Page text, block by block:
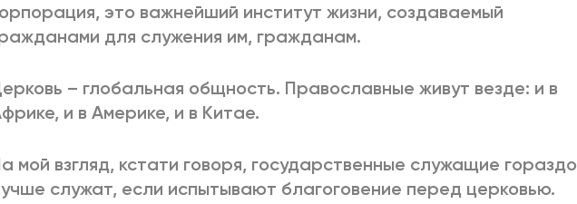
это важнейший институт жизни, создаваемый
для служения им, гражданам.
– глобальная общность. Православные живут везде: и в
и в Америке, и в Китае.
мой взгляд, кстати говоря, государственные служащие гораздо
служат, если испытывают благоговение перед церковью.